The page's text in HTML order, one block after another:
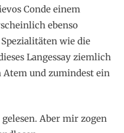
Conde einem
ebenso
wie die
Langessay ziemlich
und zumindest ein
Aber mir zogen